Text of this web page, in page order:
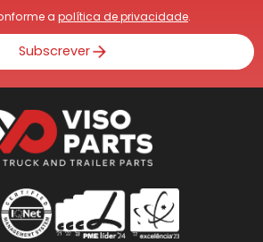
a política de privacidade.
Subscrever